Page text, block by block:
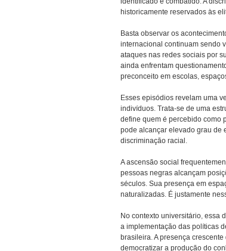
historicamente reservados às
Basta observar os
internacional continuam sendo
ataques nas redes sociais por
ainda enfrentam
preconceito em escolas,
Esses episódios revelam uma
indivíduos. Trata-se de uma
define quem é percebido como
pode alcançar elevado grau de
discriminação racial.
A ascensão social
pessoas negras alcançam
séculos. Sua presença em
naturalizadas. É justamente
No contexto universitário, essa
a implementação das políticas
brasileira. A presença
democratizar a produção do